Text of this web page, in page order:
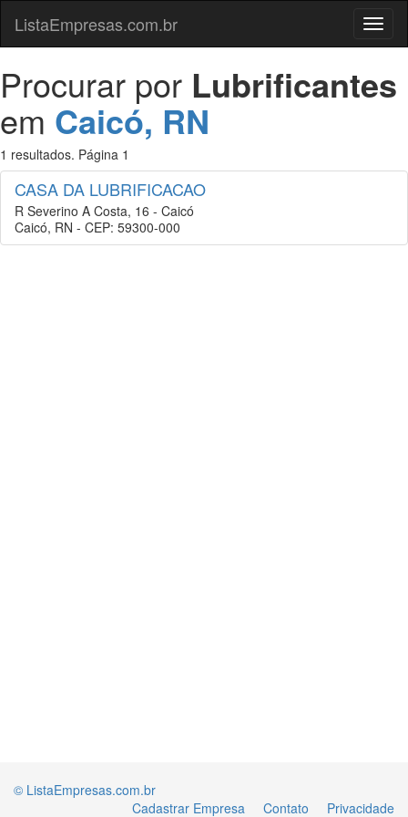
Menu
ListaEmpresas.com.br
Procurar por Lubrificantes
em Caicó, RN
1 resultados. Página 1
CASA DA LUBRIFICACAO
R Severino A Costa, 16 - Caicó
Caicó, RN - CEP: 59300-000
© ListaEmpresas.com.br
Cadastrar Empresa
Contato Privacidade